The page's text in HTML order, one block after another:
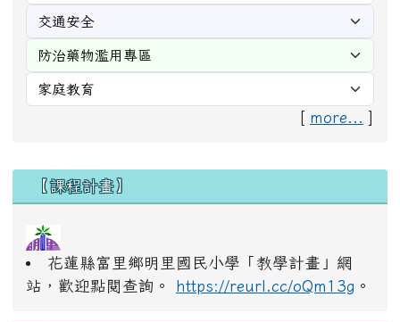
[ more...
右邊區域內容
【課程計畫】
花蓮縣富里鄉明里國民小學「教學計畫」網
站，歡迎點閱查詢。
https://reurl.cc/oQm13g 。